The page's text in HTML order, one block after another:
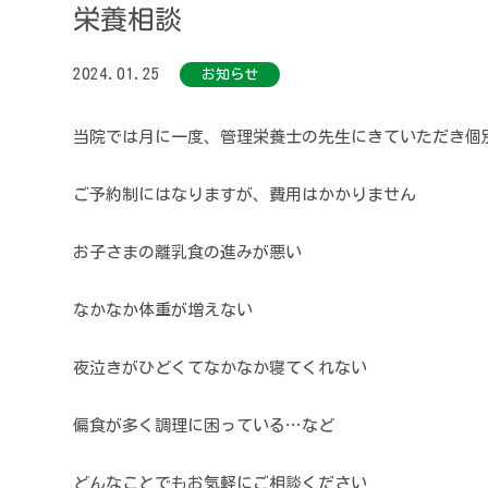
栄養相談
2024.01.25 お知らせ
当院では月に一度、管理栄養士の先生にきていただき
ご予約制にはなりますが、費用はかかりません
お子さまの離乳食の進みが悪い
なかなか体重が増えない
夜泣きがひどくてなかなか寝てくれない
偏食が多く調理に困っている…など
どんなことでもお気軽にご相談ください